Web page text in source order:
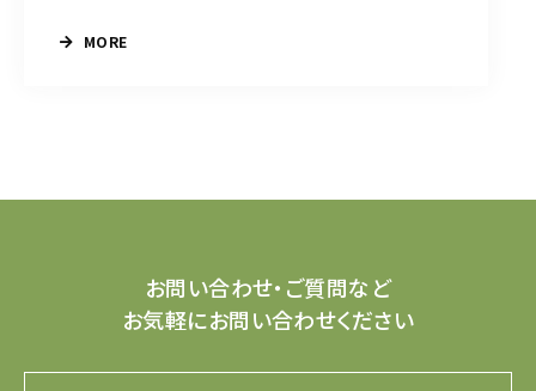
MORE
お問い合わせ・ご質問など
お気軽にお問い合わせください